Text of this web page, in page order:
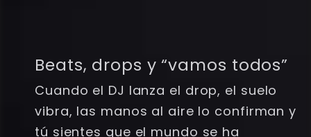
Beats, drops y “vamos todos”
Cuando el DJ lanza el drop, el suelo
vibra, las manos al aire lo confirman y
tú sientes que el mundo se ha